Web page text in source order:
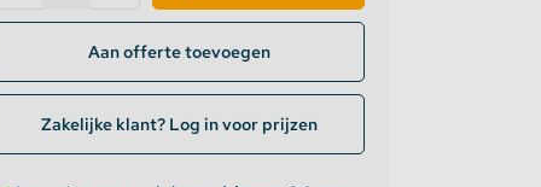
Aan offerte toevoegen
Zakelijke klant? Log in voor prijzen